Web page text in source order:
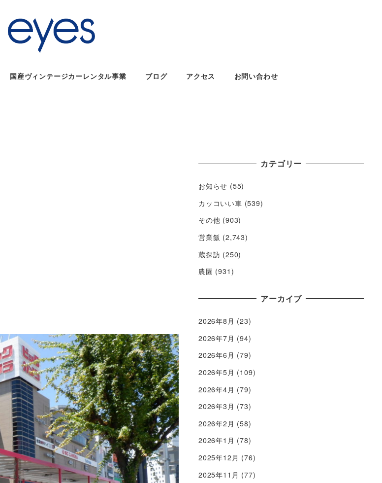
国産ヴィンテージカーレンタル事業 ブログ アクセス お問い合わせ
カテゴリー
お知らせ (55)
カッコいい車 (539)
その他 (903)
営業飯 (2,743)
蔵探訪 (250)
農園 (931)
アーカイブ
2026年8月 (23)
2026年7月 (94)
2026年6月 (79)
2026年5月 (109)
2026年4月 (79)
2026年3月 (73)
2026年2月 (58)
2026年1月 (78)
2025年12月 (76)
2025年11月 (77)